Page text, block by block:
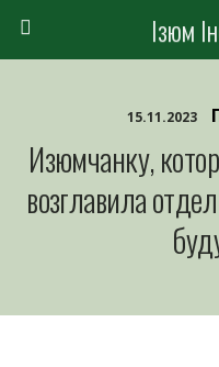
Ізюм
15.11.2023
Изюмчанку,
возглавила